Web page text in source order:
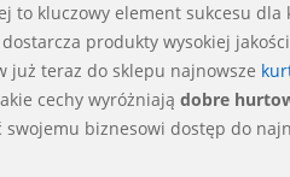
kluczowy element sukcesu dla
produkty wysokiej
już teraz do sklepu najnowsze
cechy wyróżniają dobre
biznesowi dostęp do